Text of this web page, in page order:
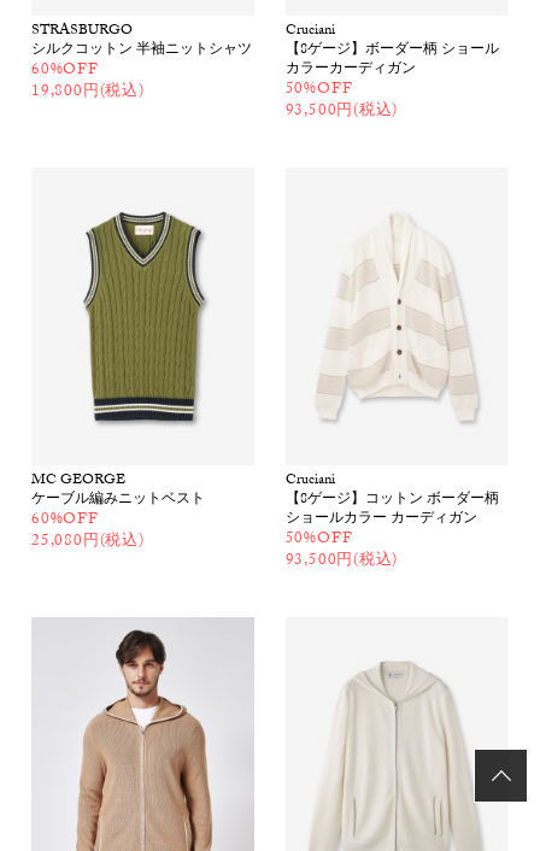
STRASBURGO
シルクコットン 半袖ニットシャツ
60%OFF
19,800円(税込)
Cruciani
【8ゲージ】ボーダー柄 ショール
カラーカーディガン
50%OFF
93,500円(税込)
MC GEORGE
ケーブル編みニットベスト
60%OFF
25,080円(税込)
Cruciani
【8ゲージ】コットン ボーダー柄
ショールカラー カーディガン
50%OFF
93,500円(税込)